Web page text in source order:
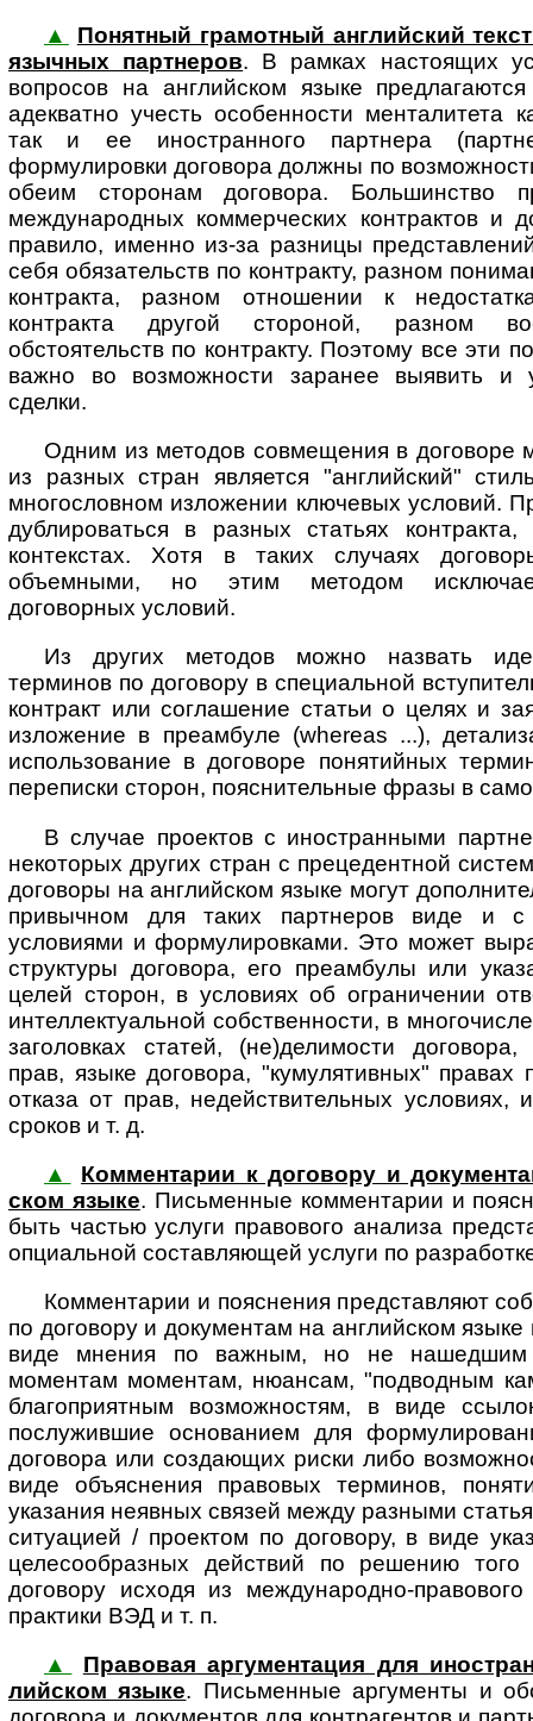
▲
Понятный грамотный английский
языч­ных пар­т­не­ров. В рам­ках на­с­то­я­щих
вопросов на английском языке
адекватно учесть особенности менталитета
так и ее иностранного партнера
формулировки договора должны по
обеим сторонам договора. Большинство
международных коммерческих контрактов и
правило, именно из-за разницы
себя обязательств по контракту, разном
контракта, разном отношении к
контракта другой стороной, разном
обстоятельств по контракту. Поэтому все эти
важно во возможности заранее выявить и
сделки.
Одним из методов совмещения в договоре
из разных стран является "ан­г­лий­ский"
многословном изложении ключевых условий.
дуб­ли­ро­вать­ся в разных статьях
контекстах. Хотя в таких случаях
объемными, но этим методом
договорных условий.
Из других методов можно назвать
терминов по договору в специальной
контракт или соглашение статьи о целях и
изложение в преамбуле (whereas ...),
использование в договоре понятийных
переписки сторон, пояснительные фразы в
В случае проектов с иностранными
некоторых других стран с прецедентной
договоры на английском языке могут
привычном для таких партнеров виде и
условиями и формулировками. Это может
структуры договора, его преамбулы или
целей сторон, в условиях об ограничении
интеллектуальной собственности, в
заголовках статей, (не)делимости договора,
прав, языке договора, "кумулятивных" правах
отказа от прав, недействительных условиях,
сроков и т. д.
▲
Комментарии к договору и
ском язы­ке. Пись­мен­ные ком­мен­та­рии и
быть частью услуги правового анализа
опциальной составляющей услуги по
Комментарии и пояснения представляют
по договору и документам на английском языке
виде мнения по важным, но не нашедшим
моментам моментам, нюансам, "подводным
благоприятным возможностям, в виде
послужившие основанием для
договора или создающих риски либо
виде объяснения правовых терминов,
указания неявных связей между разными
ситуацией / проектом по договору, в виде
целесообразных действий по решению
договору исходя из международно-
практики ВЭД и т. п.
▲
Правовая аргументация для
лий­ском язы­ке. Пись­мен­ные ар­гу­мен­ты и